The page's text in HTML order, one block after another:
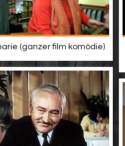
(ganzer film komödie)